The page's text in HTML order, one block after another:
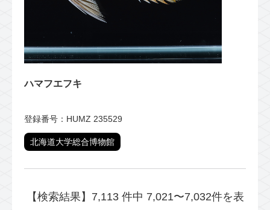
ハマフエフキ
登録番号：HUMZ 235529
北海道大学総合博物館
【検索結果】7,113 件中 7,021〜7,032件を表